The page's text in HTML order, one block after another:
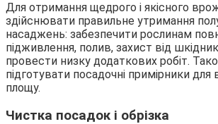
Для отримання щедрого і якісного
здійснювати правильне утримання
насаджень: забезпечити рослинам
підживлення, полив, захист від
провести низку додаткових робіт.
підготувати посадочні примірники для
площу.
Чистка посадок і обрізка